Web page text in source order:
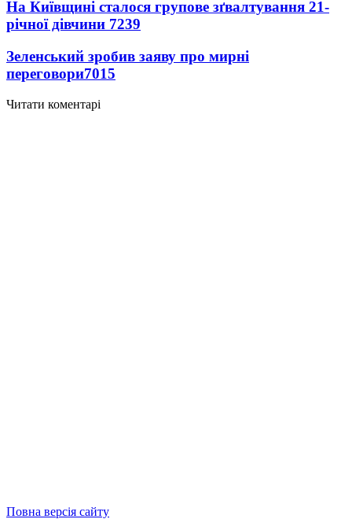
На Київщині сталося групове зґвалтування 21-
річної дівчини 7239
Зеленський зробив заяву про мирні
переговори7015
Читати коментарі
Повна версія сайту